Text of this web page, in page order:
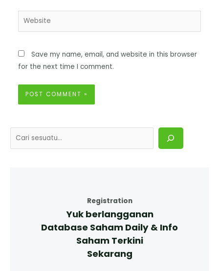
Save my name, email, and website in this browser
for the next time I comment.
Registration
Yuk berlangganan
Database Saham Daily & Info
Saham Terkini
Sekarang